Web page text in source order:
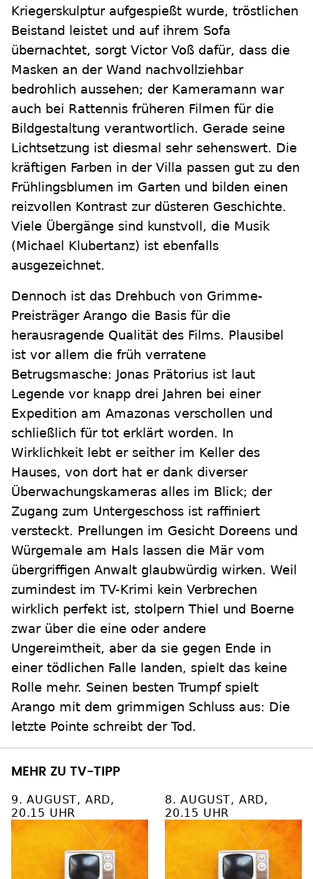
Kriegerskulptur aufgespießt wurde, tröstlichen
Beistand leistet und auf ihrem Sofa
übernachtet, sorgt Victor Voß dafür, dass die
Masken an der Wand nachvollziehbar
bedrohlich aussehen; der Kameramann war
auch bei Rattennis früheren Filmen für die
Bildgestaltung verantwortlich. Gerade seine
Lichtsetzung ist diesmal sehr sehenswert. Die
kräftigen Farben in der Villa passen gut zu den
Frühlingsblumen im Garten und bilden einen
reizvollen Kontrast zur düsteren Geschichte.
Viele Übergänge sind kunstvoll, die Musik
(Michael Klubertanz) ist ebenfalls
ausgezeichnet.
Dennoch ist das Drehbuch von Grimme-
Preisträger Arango die Basis für die
herausragende Qualität des Films. Plausibel
ist vor allem die früh verratene
Betrugsmasche: Jonas Prätorius ist laut
Legende vor knapp drei Jahren bei einer
Expedition am Amazonas verschollen und
schließlich für tot erklärt worden. In
Wirklichkeit lebt er seither im Keller des
Hauses, von dort hat er dank diverser
Überwachungskameras alles im Blick; der
Zugang zum Untergeschoss ist raffiniert
versteckt. Prellungen im Gesicht Doreens und
Würgemale am Hals lassen die Mär vom
übergriffigen Anwalt glaubwürdig wirken. Weil
zumindest im TV-Krimi kein Verbrechen
wirklich perfekt ist, stolpern Thiel und Boerne
zwar über die eine oder andere
Ungereimtheit, aber da sie gegen Ende in
einer tödlichen Falle landen, spielt das keine
Rolle mehr. Seinen besten Trumpf spielt
Arango mit dem grimmigen Schluss aus: Die
letzte Pointe schreibt der Tod.
MEHR ZU TV-TIPP
9. AUGUST, ARD,
20.15 UHR
8. AUGUST, ARD,
20.15 UHR